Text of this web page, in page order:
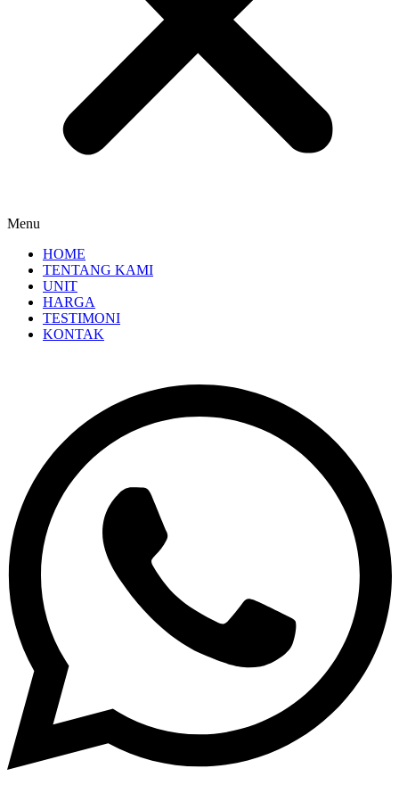
Menu
HOME
TENTANG KAMI
UNIT
HARGA
TESTIMONI
KONTAK